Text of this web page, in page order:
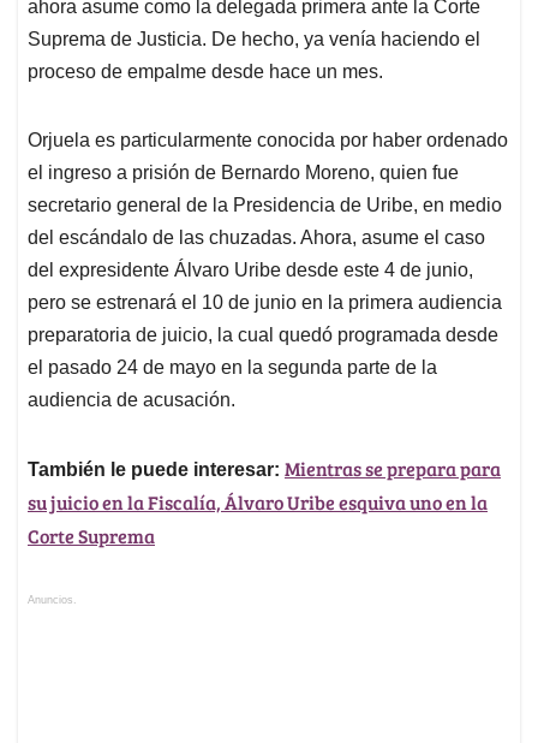
ahora asume como la delegada primera ante la Corte
Suprema de Justicia. De hecho, ya venía haciendo el
proceso de empalme desde hace un mes.
Orjuela es particularmente conocida por haber ordenado
el ingreso a prisión de Bernardo Moreno, quien fue
secretario general de la Presidencia de Uribe, en medio
del escándalo de las chuzadas. Ahora, asume el caso
del expresidente Álvaro Uribe desde este 4 de junio,
pero se estrenará el 10 de junio en la primera audiencia
preparatoria de juicio, la cual quedó programada desde
el pasado 24 de mayo en la segunda parte de la
audiencia de acusación.
También le puede interesar: Mientras se prepara para
su juicio en la Fiscalía, Álvaro Uribe esquiva uno en la
Corte Suprema
Anuncios.